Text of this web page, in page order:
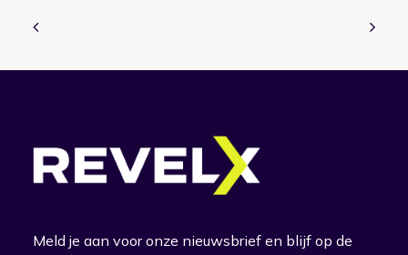
Meld je aan voor onze nieuwsbrief en blijf op de